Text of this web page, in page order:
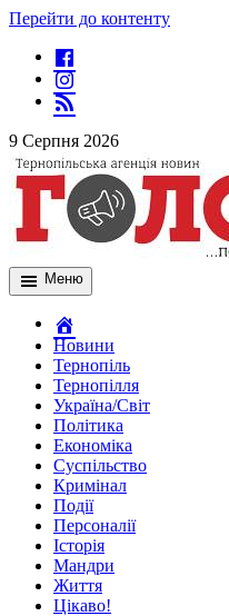
Перейти до контенту
9 Серпня 2026
Меню
Новини
Тернопіль
Тернопілля
Україна/Світ
Політика
Економіка
Суспільство
Кримінал
Події
Персоналії
Історія
Мандри
Життя
Цікаво!